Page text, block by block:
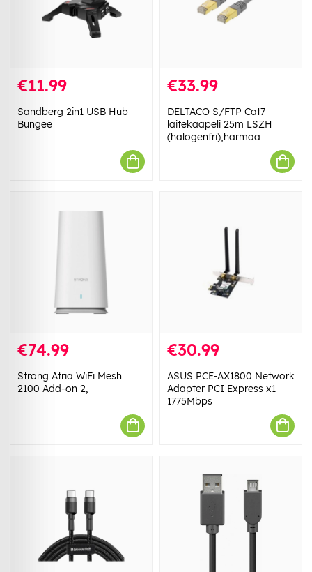
€11.99
Sandberg 2in1 USB Hub
Bungee
€33.99
DELTACO S/FTP Cat7
laitekaapeli 25m LSZH
(halogenfri),harmaa
€74.99
Strong Atria WiFi Mesh
2100 Add-on 2,
€30.99
ASUS PCE-AX1800 Network
Adapter PCI Express x1
1775Mbps